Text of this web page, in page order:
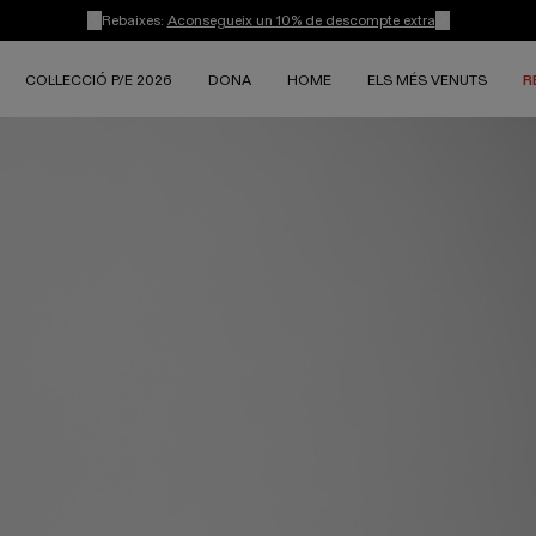
Rebaixes: Aconsegueix un 10% de descompte extra
COL·LECCIÓ P/E 2026 DONA HOME ELS MÉS VENUTS